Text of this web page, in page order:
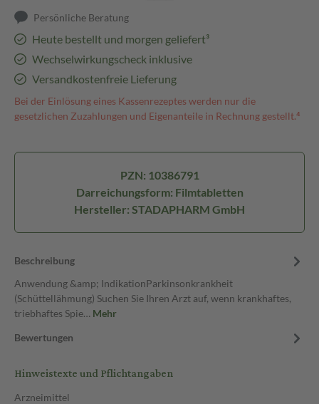
Persönliche Beratung
Heute bestellt und morgen geliefert³
Wechselwirkungscheck inklusive
Versandkostenfreie Lieferung
Bei der Einlösung eines Kassenrezeptes werden nur die
gesetzlichen Zuzahlungen und Eigenanteile in Rechnung gestellt.⁴
PZN: 10386791
Darreichungsform: Filmtabletten
Hersteller: STADAPHARM GmbH
Beschreibung
Anwendung &amp; IndikationParkinsonkrankheit
(Schüttellähmung) Suchen Sie Ihren Arzt auf, wenn krankhaftes,
triebhaftes Spie… Mehr
Bewertungen
Hinweistexte und Pflichtangaben
Arzneimittel